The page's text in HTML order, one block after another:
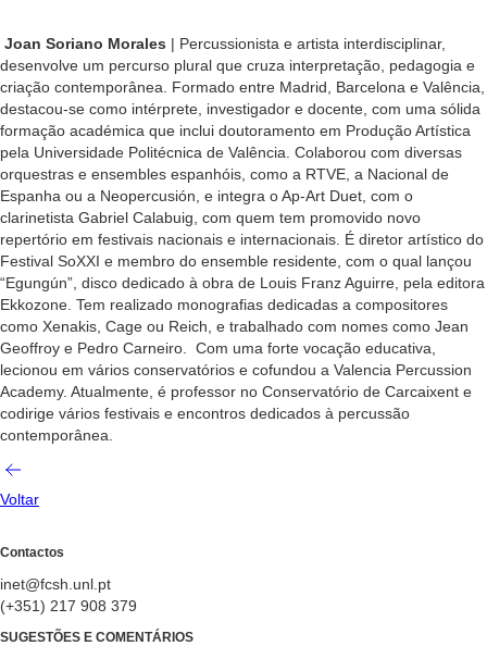
Joan Soriano Morales | Percussionista e artista interdisciplinar,
desenvolve um percurso plural que cruza interpretação, pedagogia e
criação contemporânea. Formado entre Madrid, Barcelona e Valência,
destacou-se como intérprete, investigador e docente, com uma sólida
formação académica que inclui doutoramento em Produção Artística
pela Universidade Politécnica de Valência. Colaborou com diversas
orquestras e ensembles espanhóis, como a RTVE, a Nacional de
Espanha ou a Neopercusión, e integra o Ap-Art Duet, com o
clarinetista Gabriel Calabuig, com quem tem promovido novo
repertório em festivais nacionais e internacionais. É diretor artístico do
Festival SoXXI e membro do ensemble residente, com o qual lançou
“Egungún”, disco dedicado à obra de Louis Franz Aguirre, pela editora
Ekkozone. Tem realizado monografias dedicadas a compositores
como Xenakis, Cage ou Reich, e trabalhado com nomes como Jean
Geoffroy e Pedro Carneiro. Com uma forte vocação educativa,
lecionou em vários conservatórios e cofundou a Valencia Percussion
Academy. Atualmente, é professor no Conservatório de Carcaixent e
codirige vários festivais e encontros dedicados à percussão
contemporânea.
Voltar
Contactos
inet@fcsh.unl.pt
(+351) 217 908 379
SUGESTÕES E COMENTÁRIOS